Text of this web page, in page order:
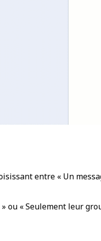
entre « Un
ou « Seulement leur